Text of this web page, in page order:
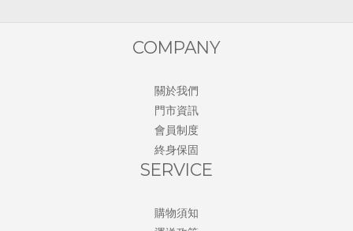
COMPANY
關於我們
門市資訊
會員制度
終身保固
SERVICE
購物須知